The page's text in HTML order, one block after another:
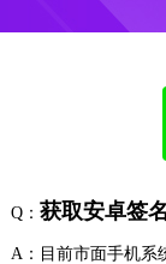
Q： 获取安卓签
A：目前市面手机系